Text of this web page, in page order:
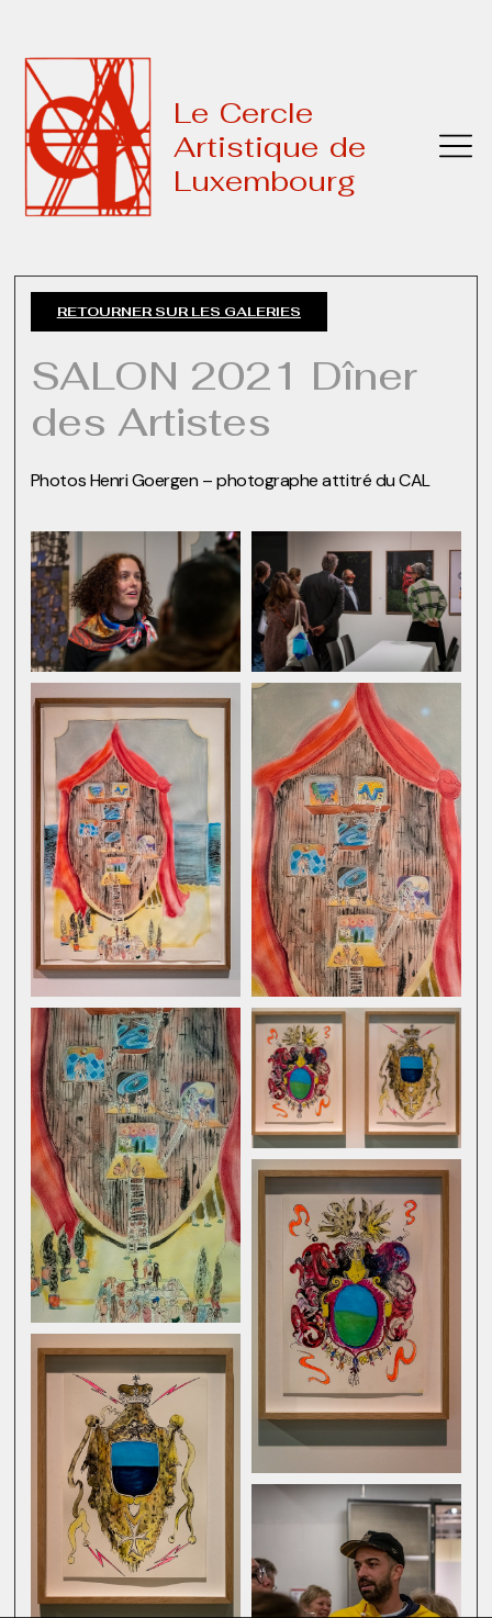
Le Cercle
Artistique de
Luxembourg
RETOURNER SUR LES GALERIES
SALON 2021 Dîner
des Artistes
Photos Henri Goergen – photographe attitré du CAL